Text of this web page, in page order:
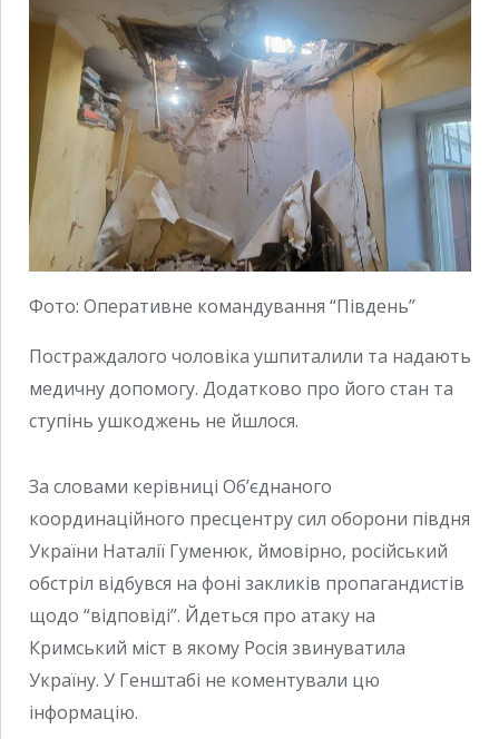
Фото: Оперативне командування “Південь”
Постраждалого чоловіка ушпиталили та надають
медичну допомогу. Додатково про його стан та
ступінь ушкоджень не йшлося.
За словами керівниці Об’єднаного
координаційного пресцентру сил оборони півдня
України Наталії Гуменюк, ймовірно, російський
обстріл відбувся на фоні закликів пропагандистів
щодо “відповіді”. Йдеться про атаку на
Кримський міст в якому Росія звинуватила
Україну. У Генштабі не коментували цю
інформацію.